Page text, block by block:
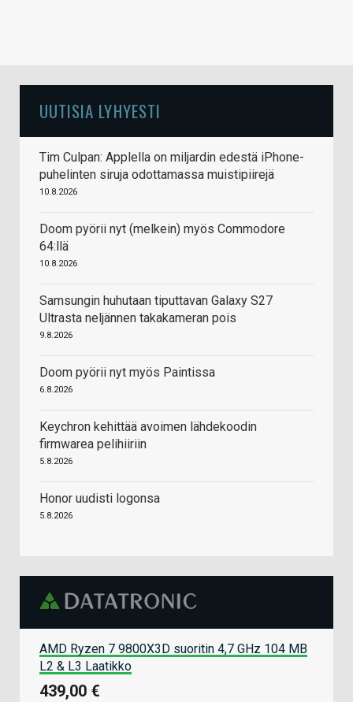
UUTISIA LYHYESTI
Tim Culpan: Applella on miljardin edestä iPhone-
puhelinten siruja odottamassa muistipiirejä
10.8.2026
Doom pyörii nyt (melkein) myös Commodore
64:llä
10.8.2026
Samsungin huhutaan tiputtavan Galaxy S27
Ultrasta neljännen takakameran pois
9.8.2026
Doom pyörii nyt myös Paintissa
6.8.2026
Keychron kehittää avoimen lähdekoodin
firmwarea pelihiiriin
5.8.2026
Honor uudisti logonsa
5.8.2026
AMD Ryzen 7 9800X3D suoritin 4,7 GHz 104 MB
L2 & L3 Laatikko
439,00 €